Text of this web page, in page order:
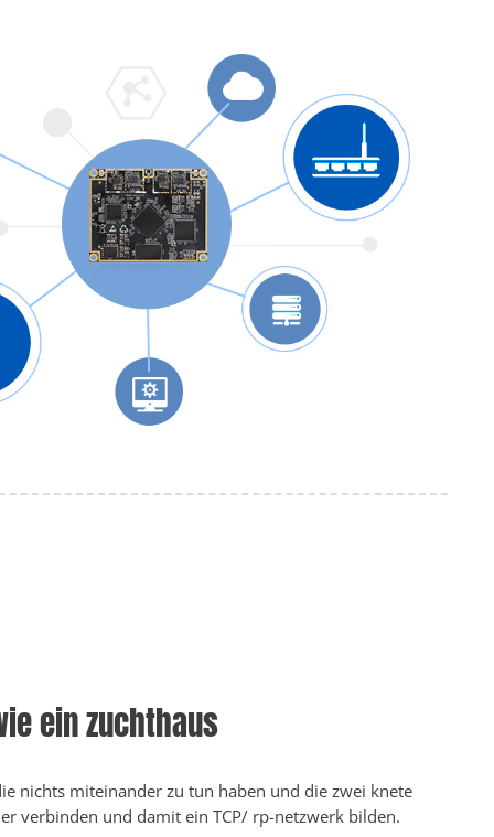
ein zuchthaus
nichts miteinander zu tun haben und die zwei knete
verbinden und damit ein TCP/ rp-netzwerk bilden.